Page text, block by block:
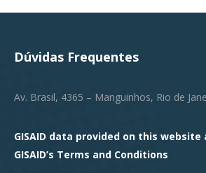
Dúvidas Frequentes
Av. Brasil, 4365 – Manguinhos, Rio de
GISAID data provided on this
GISAID’s Terms and Conditions